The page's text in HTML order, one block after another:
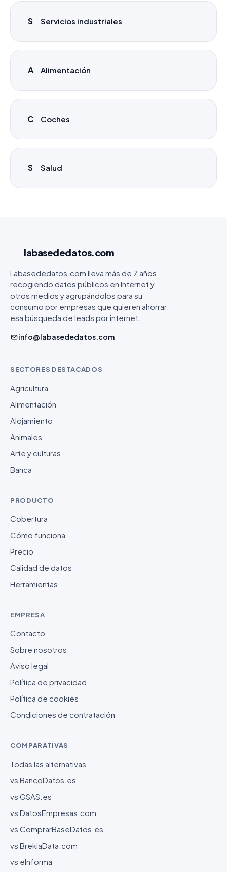
S Servicios industriales
A Alimentación
C Coches
S Salud
labasededatos.com
Labasededatos.com lleva más de 7 años
recogiendo datos públicos en Internet y
otros medios y agrupándolos para su
consumo por empresas que quieren ahorrar
esa búsqueda de leads por internet.
info@labasededatos.com
SECTORES DESTACADOS
Agricultura
Alimentación
Alojamiento
Animales
Arte y culturas
Banca
PRODUCTO
Cobertura
Cómo funciona
Precio
Calidad de datos
Herramientas
EMPRESA
Contacto
Sobre nosotros
Aviso legal
Política de privacidad
Política de cookies
Condiciones de contratación
COMPARATIVAS
Todas las alternativas
vs BancoDatos.es
vs GSAS.es
vs DatosEmpresas.com
vs ComprarBaseDatos.es
vs BrekiaData.com
vs eInforma